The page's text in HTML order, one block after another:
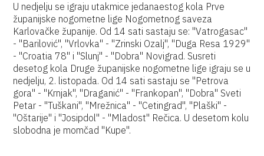
U nedjelju se igraju utakmice jedanaestog kola Prve
županijske nogometne lige Nogometnog saveza
Karlovačke županije. Od 14 sati sastaju se: "Vatrogasac"
- "Barilović", "Vrlovka" - "Zrinski Ozalj", "Duga Resa 1929"
- "Croatia 78" i "Slunj" - "Dobra" Novigrad. Susreti
desetog kola Druge županijske nogometne lige igraju se u
nedjelju, 2. listopada. Od 14 sati sastaju se "Petrova
gora" - "Krnjak", "Draganić" - "Frankopan", "Dobra" Sveti
Petar - "Tuškani", "Mrežnica" - "Cetingrad", "Plaški" -
"Oštarije" i "Josipdol" - "Mladost" Rečica. U desetom kolu
slobodna je momčad "Kupe".